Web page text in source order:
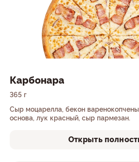
Карбонара
365 г
Сыр моцарелла, бекон
основа, лук красный, сыр пармезан.
Открыть